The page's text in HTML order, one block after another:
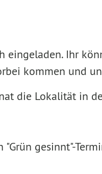
eingeladen. Ihr
kommen und
die Lokalität in
gesinnt"-